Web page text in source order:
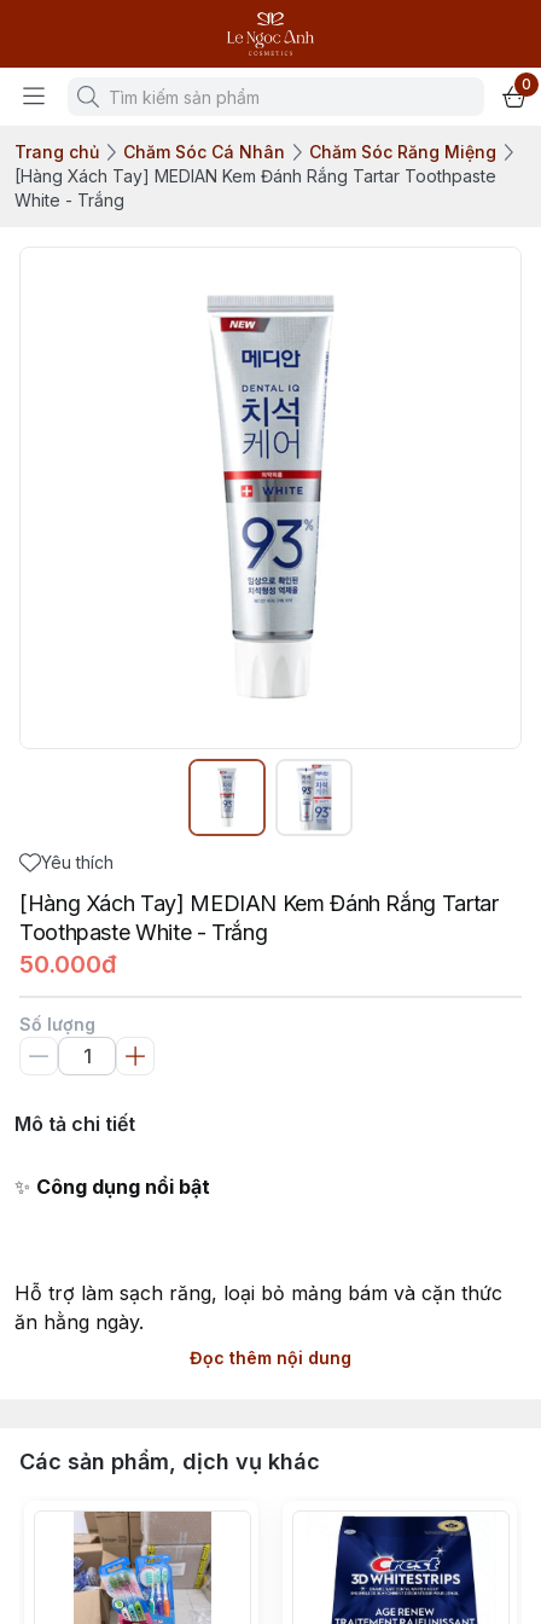
0
Trang chủ Chăm Sóc Cá Nhân
Chăm Sóc Răng Miệng
[Hàng Xách Tay] MEDIAN Kem Đánh Rắng Tartar Toothpaste
White - Trắng
Yêu thích
[Hàng Xách Tay] MEDIAN Kem Đánh Rắng Tartar
Toothpaste White - Trắng
50.000đ
Số lượng
Mô tả chi tiết
✨ Công dụng nổi bật
Hỗ trợ làm sạch răng, loại bỏ mảng bám và cặn thức
ăn hằng ngày.
Hỗ trợ làm trắng răng bằng cách loại bỏ các vết ố bề
Mang lại hơi thở thơm mát với hương
Citrus Floral Mint
(cam chanh – hoa – bạc hà).
Đọc thêm nội dung
Các sản phẩm, dịch vụ khác